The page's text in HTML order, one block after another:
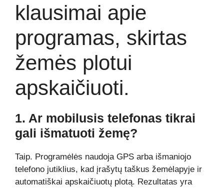
klausimai apie
programas, skirtas
žemės plotui
apskaičiuoti.
1. Ar mobilusis telefonas tikrai
gali išmatuoti žemę?
Taip. Programėlės naudoja GPS arba išmaniojo
telefono jutiklius, kad įrašytų taškus žemėlapyje ir
automatiškai apskaičiuotų plotą. Rezultatas yra